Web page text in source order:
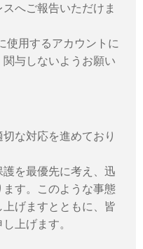
へご報告いただけま
使用するアカウントに
与しないようお願い
な対応を進めており
を最優先に考え、迅
す。このような事態
げますとともに、皆
上げます。